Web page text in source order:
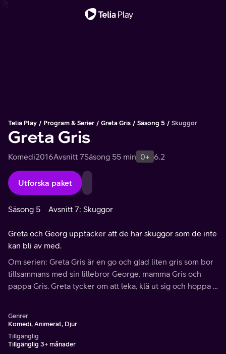
Telia Play Program & Serier Greta Gris Säsong 5 Skuggor
Greta Gris
Komedi2016Avsnitt 7Säsong 55 min 0+ 6.2
Utforska paket
Säsong 5 Avsnitt 7: Skuggor
Greta och Georg upptäcker att de har skuggor som de inte
kan bli av med.
Om serien: Greta Gris är en go och glad liten gris som bor
tillsammans med sin lillebror George, mamma Gris och
pappa Gris. Greta tycker om att leka, klä ut sig och hoppa i
Genrer
Komedi, Animerat, Djur
Tillgänglig
Tillgänglig 3+ månader